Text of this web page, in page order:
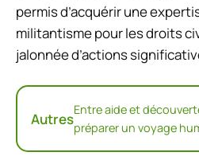
permis d’acquérir une
militantisme pour les droits
jalonnée d’actions
AutresEntre aide et
préparer un voyage